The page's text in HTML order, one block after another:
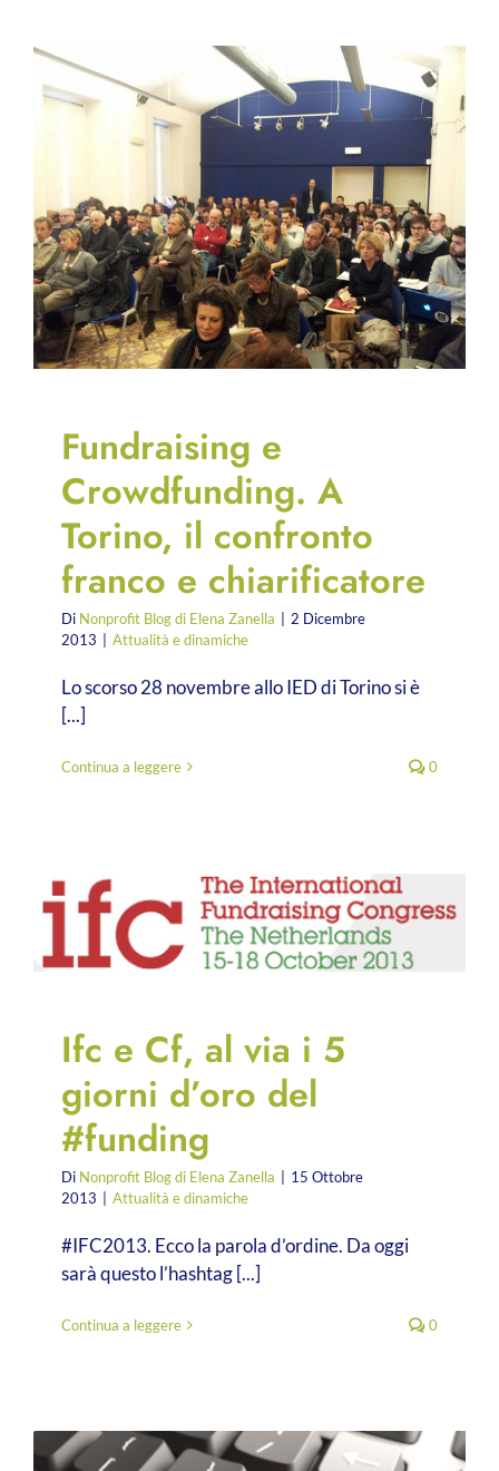
Fundraising e
Crowdfunding. A
Torino, il confronto
franco e chiarificatore
Di Nonprofit Blog di Elena Zanella
2 Dicembre
2013
Attualità e dinamiche
Lo scorso 28 novembre allo IED di Torino si è
[...]
Continua a leggere 0
Ifc e Cf, al via i 5
giorni d’oro del
#funding
Di Nonprofit Blog di Elena Zanella
15 Ottobre
2013
Attualità e dinamiche
#IFC2013. Ecco la parola d’ordine. Da oggi
sarà questo l’hashtag [...]
Continua a leggere 0